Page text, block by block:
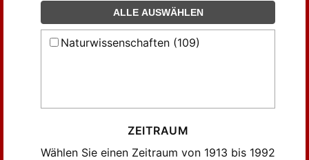
ALLE AUSWÄHLEN
Naturwissenschaften (109)
ZEITRAUM
Wählen Sie einen Zeitraum von 1913 bis 1992